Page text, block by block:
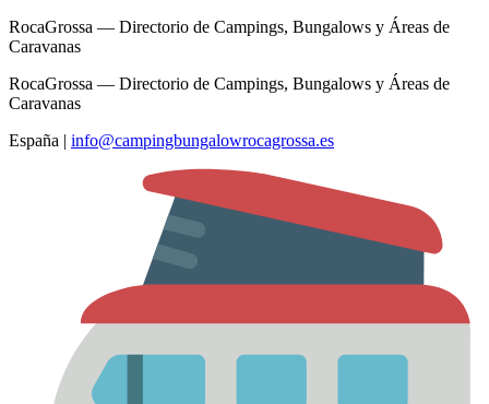
RocaGrossa — Directorio de Campings, Bungalows y Áreas de
Caravanas
RocaGrossa — Directorio de Campings, Bungalows y Áreas de
Caravanas
España | info@campingbungalowrocagrossa.es